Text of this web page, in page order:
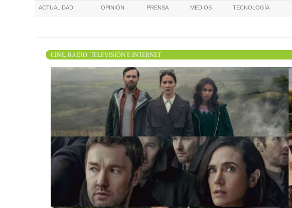
ACTUALIDAD OPINIÓN PRENSA MEDIOS TECNOLOGÍA
CINE, RADIO, TELEVISIÓN E INTERNET